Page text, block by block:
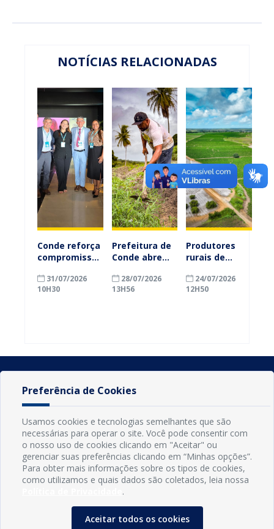
NOTÍCIAS RELACIONADAS
Conde reforça
compromisso
alfabetização
ao participar
31/07/2026
10H30
Prefeitura de
Conde abre
para
agricultores
28/07/2026
13H56
Produtores
rurais de
ganham mais
prazo para
24/07/2026
12H50
INFORMAÇÕES
Município de Conde - PB
Preferência de Cookies
Usamos cookies e tecnologias semelhantes que são
necessárias para operar o site. Você pode consentir com
o nosso uso de cookies clicando em "Aceitar" ou
gerenciar suas preferências clicando em “Minhas opções”.
Para obter mais informações sobre os tipos de cookies,
como utilizamos e quais dados são coletados, leia nossa
.
Aceitar todos os cookies